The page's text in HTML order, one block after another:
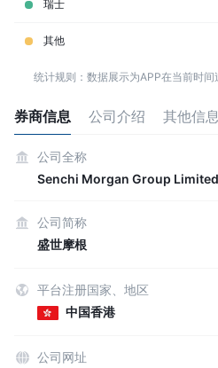
瑞士
其他
统计规则：数据展示为APP在当前时间
券商信息 公司介绍 其他信息
公司全称
Senchi Morgan Group Limited
公司简称
盛世摩根
平台注册国家、地区
中国香港
公司网址